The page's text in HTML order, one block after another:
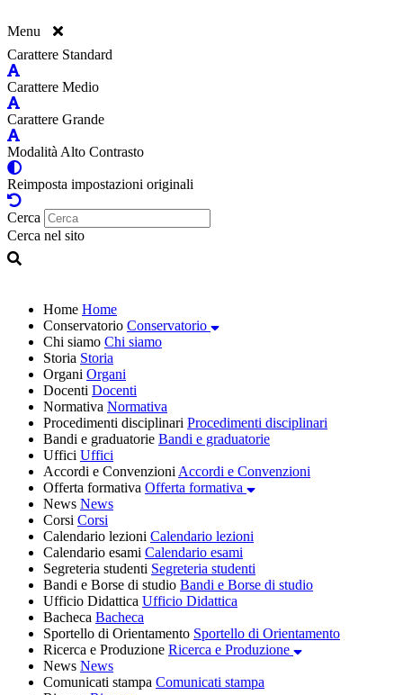
Menu
Carattere Standard
Carattere Medio
Carattere Grande
Modalità Alto Contrasto
Reimposta impostazioni originali
Cerca
Cerca nel sito
Home Home
Conservatorio Conservatorio
Chi siamo Chi siamo
Storia Storia
Organi Organi
Docenti Docenti
Normativa Normativa
Procedimenti disciplinari Procedimenti disciplinari
Bandi e graduatorie Bandi e graduatorie
Uffici Uffici
Accordi e Convenzioni Accordi e Convenzioni
Offerta formativa Offerta formativa
News News
Corsi Corsi
Calendario lezioni Calendario lezioni
Calendario esami Calendario esami
Segreteria studenti Segreteria studenti
Bandi e Borse di studio Bandi e Borse di studio
Ufficio Didattica Ufficio Didattica
Bacheca Bacheca
Sportello di Orientamento Sportello di Orientamento
Ricerca e Produzione Ricerca e Produzione
News News
Comunicati stampa Comunicati stampa